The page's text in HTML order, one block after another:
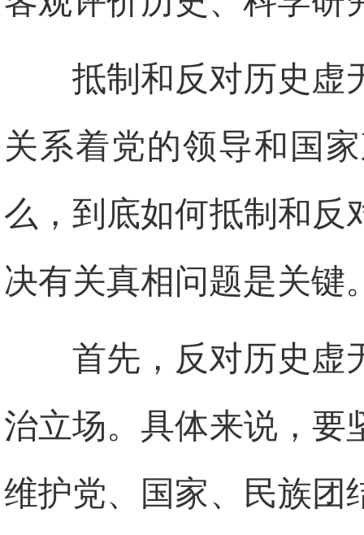
抵制和反对历史虚
关系着党的领导和国
么，到底如何抵制和反
决有关真相问题是关键
首先，反对历史虚
治立场。具体来说，要
维护党、国家、民族团